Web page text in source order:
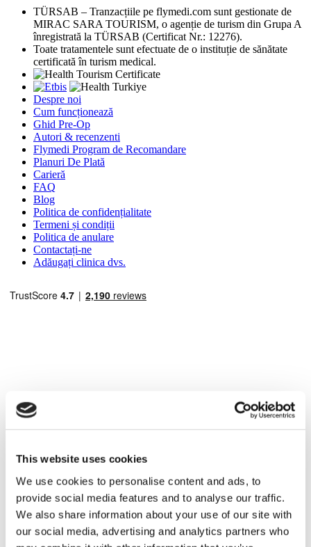
This website uses cookies
We use cookies to personalise content and ads, to
provide social media features and to analyse our traffic.
We also share information about your use of our site with
our social media, advertising and analytics partners who
TÜRSAB – Tranzacțiile pe flymedi.com sunt gestionate de
MIRAC SARA TOURISM, o agenție de turism din Grupa A
înregistrată la TÜRSAB (Certificat Nr.: 12276).
Toate tratamentele sunt efectuate de o instituție de sănătate
certificată în turism medical.
Despre noi
Cum funcționează
Ghid Pre-Op
Autori & recenzenti
Flymedi Program de Recomandare
Planuri De Plată
Carieră
FAQ
Blog
Politica de confidențialitate
Termeni și condiții
Politica de anulare
Contactați-ne
Adăugați clinica dvs.
Turcia Clinici
Thailand Clinici
Hungary Clinici
Colombia Clinici
Tratamente Populare în Turcia
Gastric Sleeve Turcia